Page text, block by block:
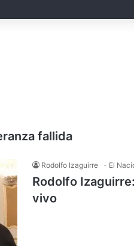
fallida
Rodolfo Izaguirre - El
Rodolfo
vivo